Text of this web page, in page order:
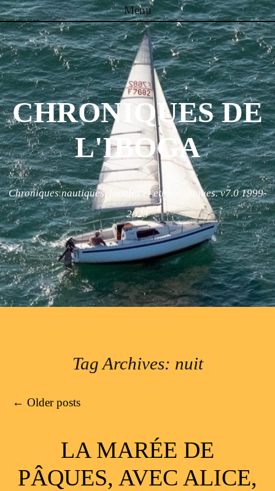
Menu
Skip to content
CHRONIQUES DE
L'IBOGA
Chroniques nautiques, locales et ethnologiques. v7.0 1999-
2023
Tag Archives: nuit
Post navigation
← Older posts
LA MARÉE DE
PÂQUES, AVEC ALICE,